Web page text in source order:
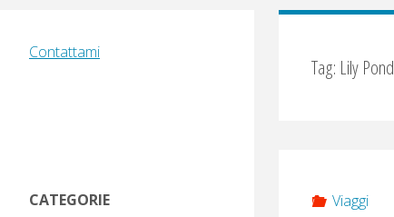
Tag: Lily Pond
Viaggi
Contattami
CATEGORIE